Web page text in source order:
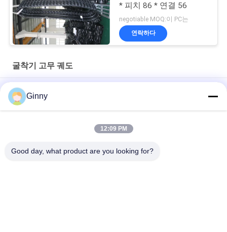
* 피치 86 * 연결 56
negotiable MOQ:이 PC는
연락하다
굴착기 고무 궤도
미니 로더용 고무 트랙 고무 크롤러180x72x36
건설 기계용 고무 트랙 230x72x45
저잡음 굴착기 고무는 Kubota Rx202 U20를 위한 크기 250 x 96 x
Ginny
12:09 PM
Good day, what product are you looking for?